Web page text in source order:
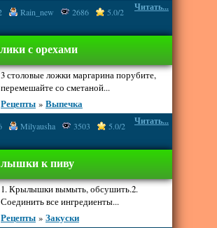
Читать...
Rain_new 2686
5.0/2
с орехами
3 столовые ложки маргарина порубите,
перемешайте со сметаной...
Рецепты » Выпечка
Читать...
Milyausha 3503
5.0/2
к пиву
1. Крылышки вымыть, обсушить.2.
Соединить все ингредиенты...
Рецепты » Закуски